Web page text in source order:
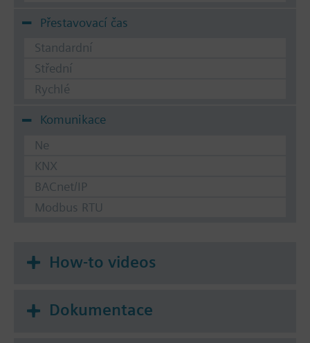
Přestavovací čas
Standardní
Střední
Rychlé
Komunikace
Ne
KNX
BACnet/IP
Modbus RTU
How-to videos
Dokumentace